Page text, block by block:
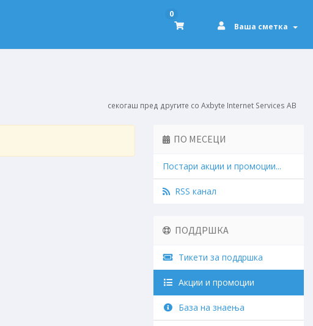
0
Ваша сметка
секогаш пред другите со Axbyte Internet Services AB
ПО МЕСЕЦИ
Постари акции и промоции...
RSS канал
ПОДДРШКА
Тикети за поддршка
Акции и промоции
База на знаења